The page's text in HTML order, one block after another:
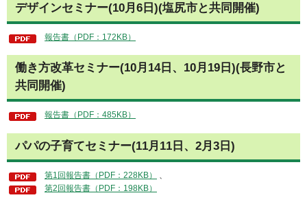
デザインセミナー(10月6日)(塩尻市と共同開催)
報告書（PDF：172KB）
働き方改革セミナー(10月14日、10月19日)(長野市と
共同開催)
報告書（PDF：485KB）
パパの子育てセミナー(11月11日、2月3日)
第1回報告書（PDF：228KB）
、
第2回報告書（PDF：198KB）